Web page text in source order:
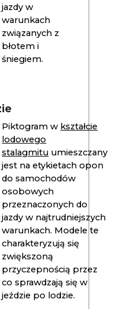
jazdy w
warunkach
związanych z
błotem i
śniegiem.
Piktogram w kształcie
lodowego
stalagmitu umieszczany
jest na etykietach opon
do samochodów
osobowych
przeznaczonych do
jazdy w najtrudniejszych
warunkach. Modele te
charakteryzują się
zwiększoną
przyczepnością przez
co sprawdzają się w
jeździe po lodzie.